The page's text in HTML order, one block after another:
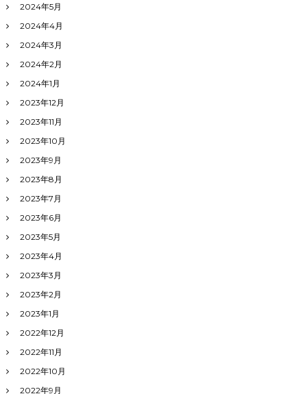
2024年5月
2024年4月
2024年3月
2024年2月
2024年1月
2023年12月
2023年11月
2023年10月
2023年9月
2023年8月
2023年7月
2023年6月
2023年5月
2023年4月
2023年3月
2023年2月
2023年1月
2022年12月
2022年11月
2022年10月
2022年9月